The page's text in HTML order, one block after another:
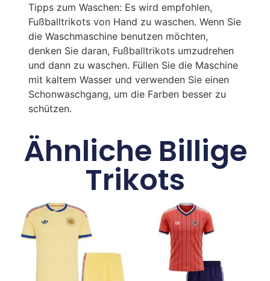
Tipps zum Waschen: Es wird empfohlen,
Fußballtrikots von Hand zu waschen. Wenn Sie
die Waschmaschine benutzen möchten,
denken Sie daran, Fußballtrikots umzudrehen
und dann zu waschen. Füllen Sie die Maschine
mit kaltem Wasser und verwenden Sie einen
Schonwaschgang, um die Farben besser zu
schützen.
Ähnliche Billige
Trikots